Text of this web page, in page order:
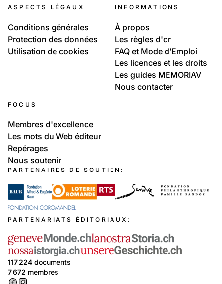
Chemins de fer
ASPECTS LÉGAUX
Conditions générales
Protection des données
Utilisation de cookies
INFORMATIONS
À propos
Les règles d'or
FAQ et Mode d’Emploi
Les licences et les droits
Les guides MEMORIAV
Nous contacter
FOCUS
Membres d'excellence
Les mots du Web éditeur
Repérages
Nous soutenir
PARTENAIRES DE SOUTIEN:
PARTENARIATS ÉDITORIAUX:
117 224 documents
7 672 membres